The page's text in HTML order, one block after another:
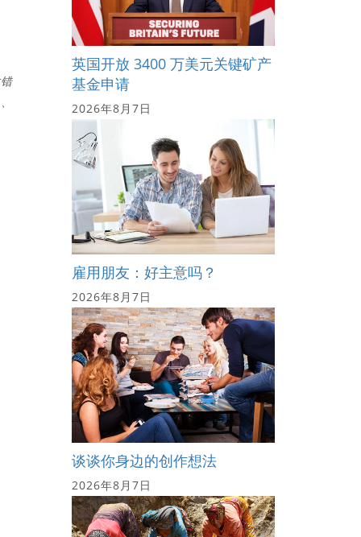
英国开放 3400 万美元关键矿产
基金申请
2026年8月7日
雇用朋友：好主意吗？
2026年8月7日
谈谈你身边的创作想法
2026年8月7日